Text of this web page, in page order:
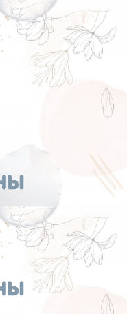
Перейти
к
содержанию